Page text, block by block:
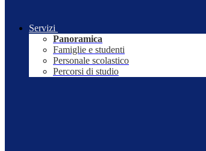
Servizi
Panoramica
Famiglie e studenti
Personale scolastico
Percorsi di studio